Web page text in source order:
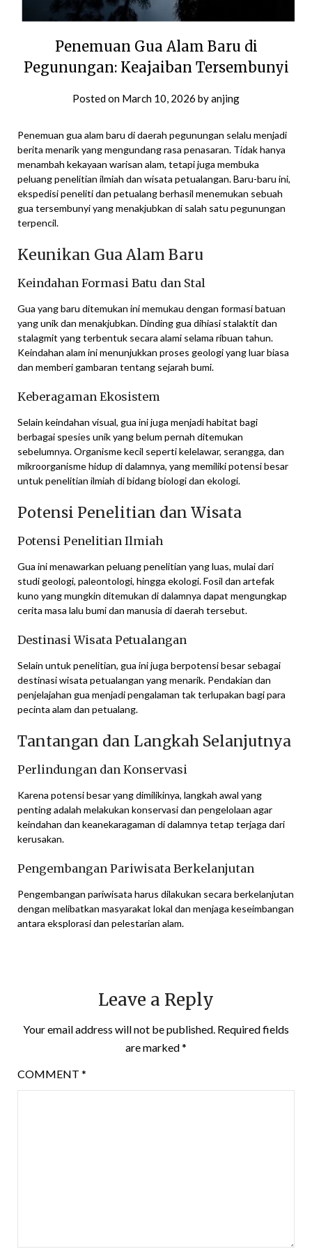
Penemuan Gua Alam Baru di
Pegunungan: Keajaiban Tersembunyi
Posted on March 10, 2026 byanjing
Penemuan gua alam baru di daerah pegunungan selalu menjadi
berita menarik yang mengundang rasa penasaran. Tidak hanya
menambah kekayaan warisan alam, tetapi juga membuka
peluang penelitian ilmiah dan wisata petualangan. Baru-baru ini,
ekspedisi peneliti dan petualang berhasil menemukan sebuah
gua tersembunyi yang menakjubkan di salah satu pegunungan
terpencil.
Keunikan Gua Alam Baru
Keindahan Formasi Batu dan Stal
Gua yang baru ditemukan ini memukau dengan formasi batuan
yang unik dan menakjubkan. Dinding gua dihiasi stalaktit dan
stalagmit yang terbentuk secara alami selama ribuan tahun.
Keindahan alam ini menunjukkan proses geologi yang luar biasa
dan memberi gambaran tentang sejarah bumi.
Keberagaman Ekosistem
Selain keindahan visual, gua ini juga menjadi habitat bagi
berbagai spesies unik yang belum pernah ditemukan
sebelumnya. Organisme kecil seperti kelelawar, serangga, dan
mikroorganisme hidup di dalamnya, yang memiliki potensi besar
untuk penelitian ilmiah di bidang biologi dan ekologi.
Potensi Penelitian dan Wisata
Potensi Penelitian Ilmiah
Gua ini menawarkan peluang penelitian yang luas, mulai dari
studi geologi, paleontologi, hingga ekologi. Fosil dan artefak
kuno yang mungkin ditemukan di dalamnya dapat mengungkap
cerita masa lalu bumi dan manusia di daerah tersebut.
Destinasi Wisata Petualangan
Selain untuk penelitian, gua ini juga berpotensi besar sebagai
destinasi wisata petualangan yang menarik. Pendakian dan
penjelajahan gua menjadi pengalaman tak terlupakan bagi para
pecinta alam dan petualang.
Tantangan dan Langkah Selanjutnya
Perlindungan dan Konservasi
Karena potensi besar yang dimilikinya, langkah awal yang
penting adalah melakukan konservasi dan pengelolaan agar
keindahan dan keanekaragaman di dalamnya tetap terjaga dari
kerusakan.
Pengembangan Pariwisata Berkelanjutan
Pengembangan pariwisata harus dilakukan secara berkelanjutan
dengan melibatkan masyarakat lokal dan menjaga keseimbangan
antara eksplorasi dan pelestarian alam.
Leave a Reply
Your email address will not be published. Required fields
are marked*
COMMENT *